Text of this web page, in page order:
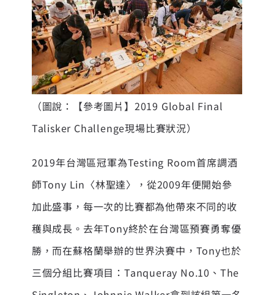
（圖說：【參考圖片】2019 Global Final
Talisker Challenge現場比賽狀況）
2019年台灣區冠軍為Testing Room首席調酒
師Tony Lin〈林聖達〉，從2009年便開始參
加此盛事，每一次的比賽都為他帶來不同的收
穫與成長。去年Tony終於在台灣區預賽勇奪優
勝，而在蘇格蘭舉辦的世界決賽中，Tony也於
三個分組比賽項目：Tanqueray No.10、The